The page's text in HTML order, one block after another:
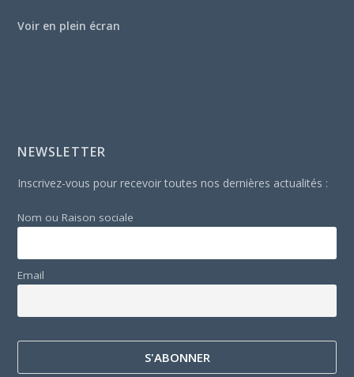
Voir en plein écran
NEWSLETTER
Inscrivez-vous pour recevoir toutes nos dernières actualités :
Nom ou Raison sociale
Email